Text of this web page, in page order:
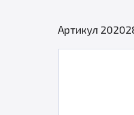
Артикул